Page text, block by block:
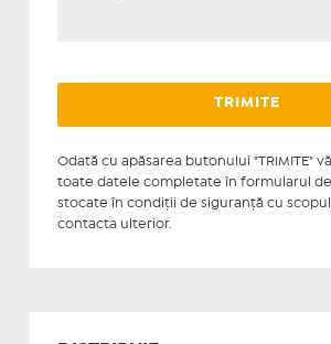
Odată cu apăsarea butonului "TRIMITE"
toate datele completate în formularul de
stocate în condiţii de siguranţă cu scopul
contacta ulterior.